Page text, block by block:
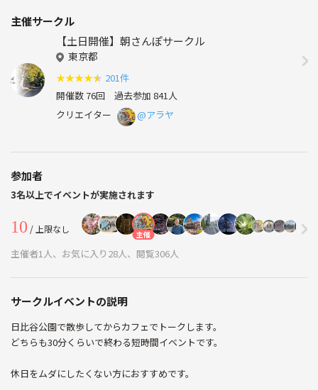
主催サークル
【土日開催】朝さんぽサークル
東京都
★★★★★ 201件
開催数 76回 過去参加 841人
クリエイター
@アラヤ
参加者
3名以上でイベントが実施されます
10 / 上限なし 主催
主催者1人、お気に入り28人、閲覧306人
サークルイベントの説明
日比谷公園で散歩してからカフェでトークします。
どちらも30分くらいで終わる短時間イベントです。
休日をムダにしたくない方におすすめです。